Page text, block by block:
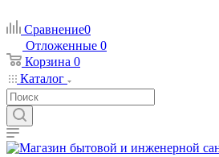
Сравнение0
Отложенные 0
Корзина 0
Каталог